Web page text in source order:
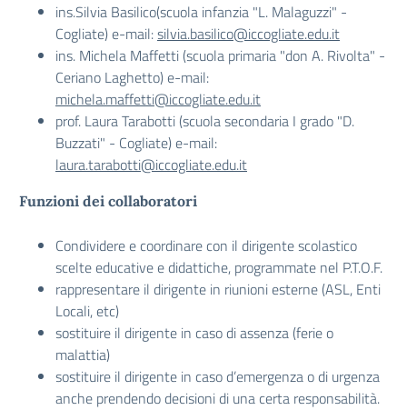
ins.Silvia Basilico(scuola infanzia "L. Malaguzzi" -
Cogliate) e-mail:silvia.basilico@iccogliate.edu.it
ins. Michela Maffetti (scuola primaria "don A. Rivolta" -
Ceriano Laghetto) e-mail:
michela.maffetti@iccogliate.edu.it
prof. Laura Tarabotti (scuola secondaria I grado "D.
Buzzati" - Cogliate) e-mail:
laura.tarabotti@iccogliate.edu.it
Funzioni dei collaboratori
Condividere e coordinare con il dirigente scolastico
scelte educative e didattiche, programmate nel P.T.O.F.
rappresentare il dirigente in riunioni esterne (ASL, Enti
Locali, etc)
sostituire il dirigente in caso di assenza (ferie o
malattia)
sostituire il dirigente in caso d’emergenza o di urgenza
anche prendendo decisioni di una certa responsabilità.